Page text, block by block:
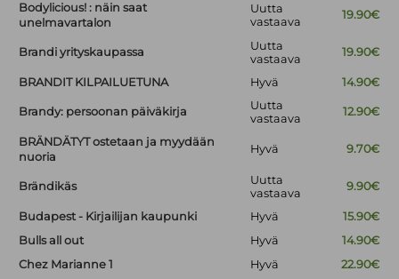
Bodylicious! : näin saat
unelmavartalon
Uutta
vastaava
19.90€
Brandi yrityskaupassa
Uutta
vastaava
19.90€
BRANDIT KILPAILUETUNA Hyvä 14.90€
Brandy: persoonan päiväkirja
Uutta
vastaava
12.90€
BRÄNDÄTYT ostetaan ja myydään
nuoria
Hyvä 9.70€
Brändikäs
Uutta
vastaava
9.90€
Budapest - Kirjailijan kaupunki Hyvä
15.90€
Bulls all out
Hyvä
14.90€
Chez Marianne 1
Hyvä
22.90€